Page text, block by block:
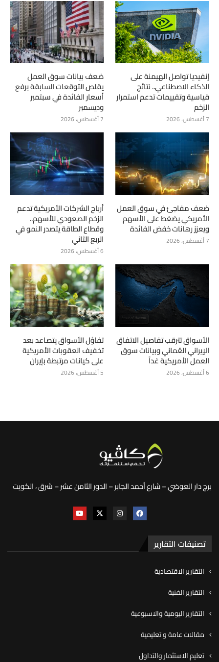
إنفيديا تواصل الهيمنة على
الذكاء الاصطناعي.. نتائج
قياسية وتقييمات تدعم استمرار
الزخم
7 أغسطس، 2026
ضعف بيانات سوق العمل
يقلص التوقعات السابقة برفع
أسعار الفائدة في سبتمبر
وديسمبر
7 أغسطس، 2026
ضعف مفاجئ في سوق العمل
الأمريكي يضغط على الأسهم
ويعزز رهانات خفض الفائدة
7 أغسطس، 2026
أرباح الشركات الأمريكية تدعم
الزخم الصعودي للأسهم..
وقطاع الطاقة يتصدر النمو في
الربع الثاني
6 أغسطس، 2026
الأسواق تترقب تفاصيل الاتفاق
الإيراني العُماني وبيانات سوق
العمل الأمريكية غداً
6 أغسطس، 2026
تفاؤل الأسواق يتصاعد بعد
تخفيف العقوبات الأمريكية
على كيانات مرتبطة بإيران
5 أغسطس، 2026
برج دار العوضي – شارع أحمد الجابر – الدور الثامن عشر – شرق ، الكويت
تصنيفات التقارير
التقارير الاقتصادية
التقارير الفنية
التقارير اليومية والاسبوعية
مقالات عامة و تعليمية
تعليم الاستثمار والتداول